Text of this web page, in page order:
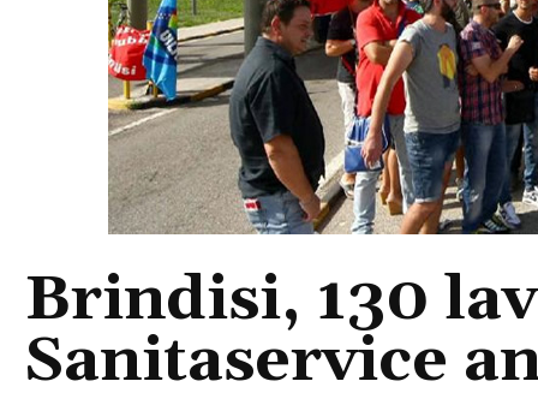
Brindisi, 130
Sanitaservice